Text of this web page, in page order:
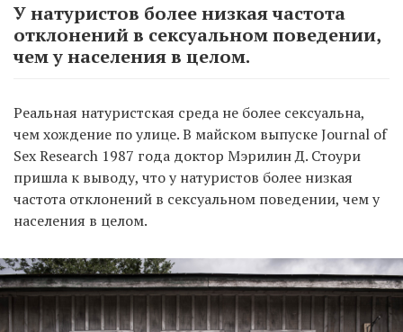
У натуристов более низкая частота
отклонений в сексуальном поведении,
чем у населения в целом.
Реальная натуристская среда не более сексуальна,
чем хождение по улице. В майском выпуске Journal of
Sex Research 1987 года доктор Мэрилин Д. Стоури
пришла к выводу, что у натуристов более низкая
частота отклонений в сексуальном поведении, чем у
населения в целом.